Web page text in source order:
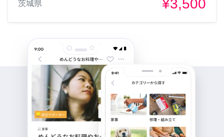
茨城県 ¥3,500